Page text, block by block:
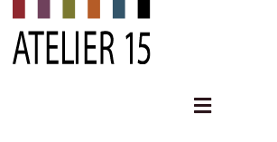
contenu
Menu